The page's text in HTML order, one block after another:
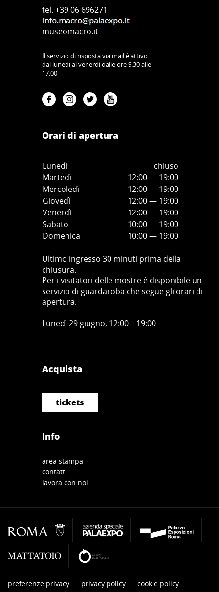
tel. +39 06 696271
museomacro.it
Il servizio di risposta via mail è attivo
dal lunedi al venerdì dalle ore 9:30 alle
17:00
Orari di apertura
Lunedì
chiuso
Martedì
12:00 — 19:00
Mercoledì
12:00— 19:00
Giovedì
12:00— 19:00
Venerdì
12:00— 19:00
Sabato
10:00— 19:00
Domenica
10:00— 19:00
Ultimo ingresso 30 minuti prima della
chiusura.
Per i visitatori delle mostre è disponibile un
servizio di guardaroba che segue gli orari di
apertura.
Lunedì 29 giugno, 12:00 – 19:00
Acquista
tickets
Info
area stampa
contatti
lavora con noi
preferenze privacy privacy policy cookie policy